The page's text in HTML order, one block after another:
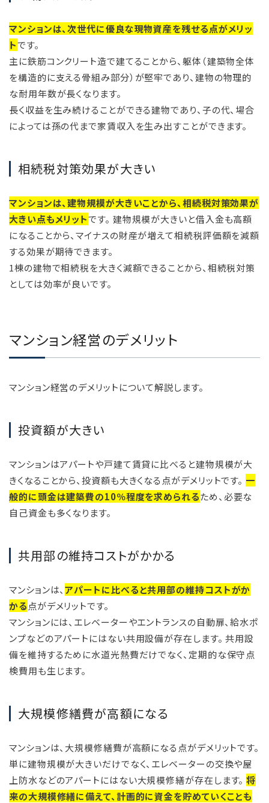
マンションは、次世代に優良な現物資産を残せる点がメリッ
トです。
主に鉄筋コンクリート造で建てることから、躯体（建築物全体
を構造的に支える骨組み部分）が堅牢であり、建物の物理的
な耐用年数が長くなります。
長く収益を生み続けることができる建物であり、子の代、場合
によっては孫の代まで家賃収入を生み出すことができます。
相続税対策効果が大きい
マンションは、建物規模が大きいことから、相続税対策効果が
大きい点もメリットです。 建物規模が大きいと借入金も高額
になることから、マイナスの財産が増えて相続税評価額を減額
する効果が期待できます。
1棟の建物で相続税を大きく減額できることから、相続税対策
としては効率が良いです。
マンション経営のデメリット
マンション経営のデメリットについて解説します。
投資額が大きい
マンションはアパートや戸建て賃貸に比べると建物規模が大
きくなることから、投資額も大きくなる点がデメリットです。 一
般的に頭金は建築費の10％程度を求められるため、必要な
自己資金も多くなります。
共用部の維持コストがかかる
マンションは、アパートに比べると共用部の維持コストがか
かる点がデメリットです。
マンションには、エレベーターやエントランスの自動扉、給水ポ
ンプなどのアパートにはない共用設備が存在します。 共用設
備を維持するために水道光熱費だけでなく、定期的な保守点
検費用も生じます。
大規模修繕費が高額になる
マンションは、大規模修繕費が高額になる点がデメリットです。
単に建物規模が大きいだけでなく、エレベーターの交換や屋
上防水などのアパートにはない大規模修繕が存在します。将
来の大規模修繕に備えて、計画的に資金を貯めていくことも